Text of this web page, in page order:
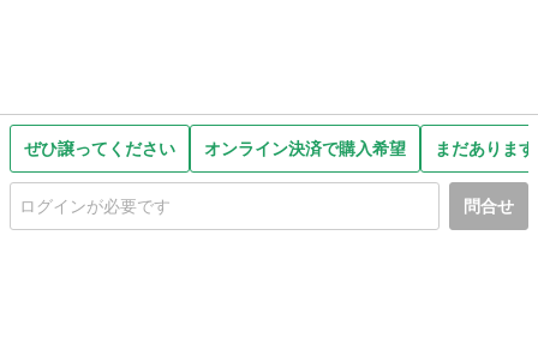
ぜひ譲ってください オンライン決済で購入希望 まだありま
問合せ